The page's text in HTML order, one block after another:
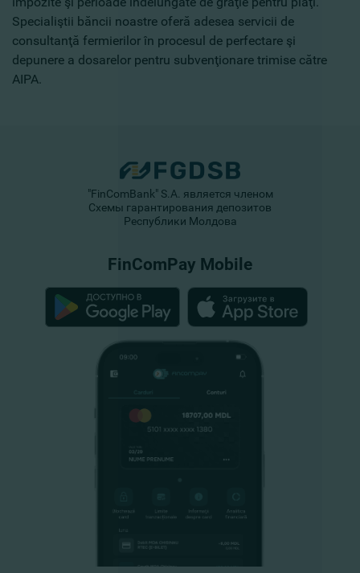
Specialiştii băncii noastre oferă adesea servicii de
consultanţă fermierilor în procesul de perfectare şi
depunere a dosarelor pentru subvenţionare trimise către
AIPA.
"FinComBank" S.A. является членом
Схемы гарантирования депозитов
Республики Молдова
FinComPay Mobile